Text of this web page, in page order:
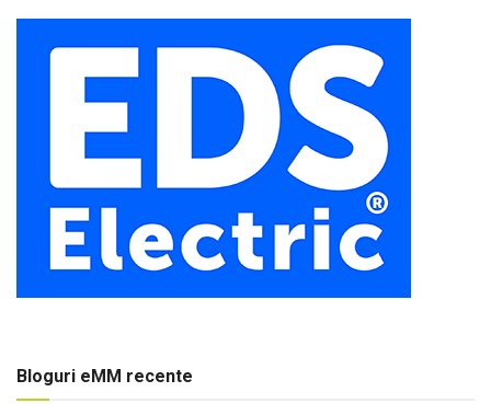
Bloguri eMM recente